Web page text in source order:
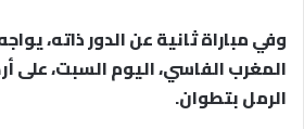
وفي مباراة ثانية عن الدور ذاته،
المغرب الفاسي، اليوم السبت، على
الرمل بتطوان.